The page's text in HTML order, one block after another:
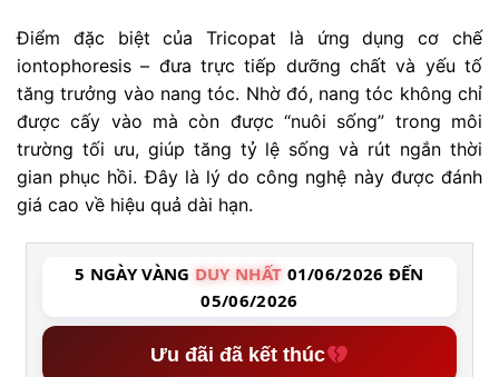
Điểm đặc biệt của Tricopat là ứng dụng cơ chế
iontophoresis – đưa trực tiếp dưỡng chất và yếu tố
tăng trưởng vào nang tóc. Nhờ đó, nang tóc không chỉ
được cấy vào mà còn được “nuôi sống” trong môi
trường tối ưu, giúp tăng tỷ lệ sống và rút ngắn thời
gian phục hồi. Đây là lý do công nghệ này được đánh
giá cao về hiệu quả dài hạn.
5 NGÀY VÀNG DUY NHẤT 01/06/2026 ĐẾN
05/06/2026
Ưu đãi đã kết thúc